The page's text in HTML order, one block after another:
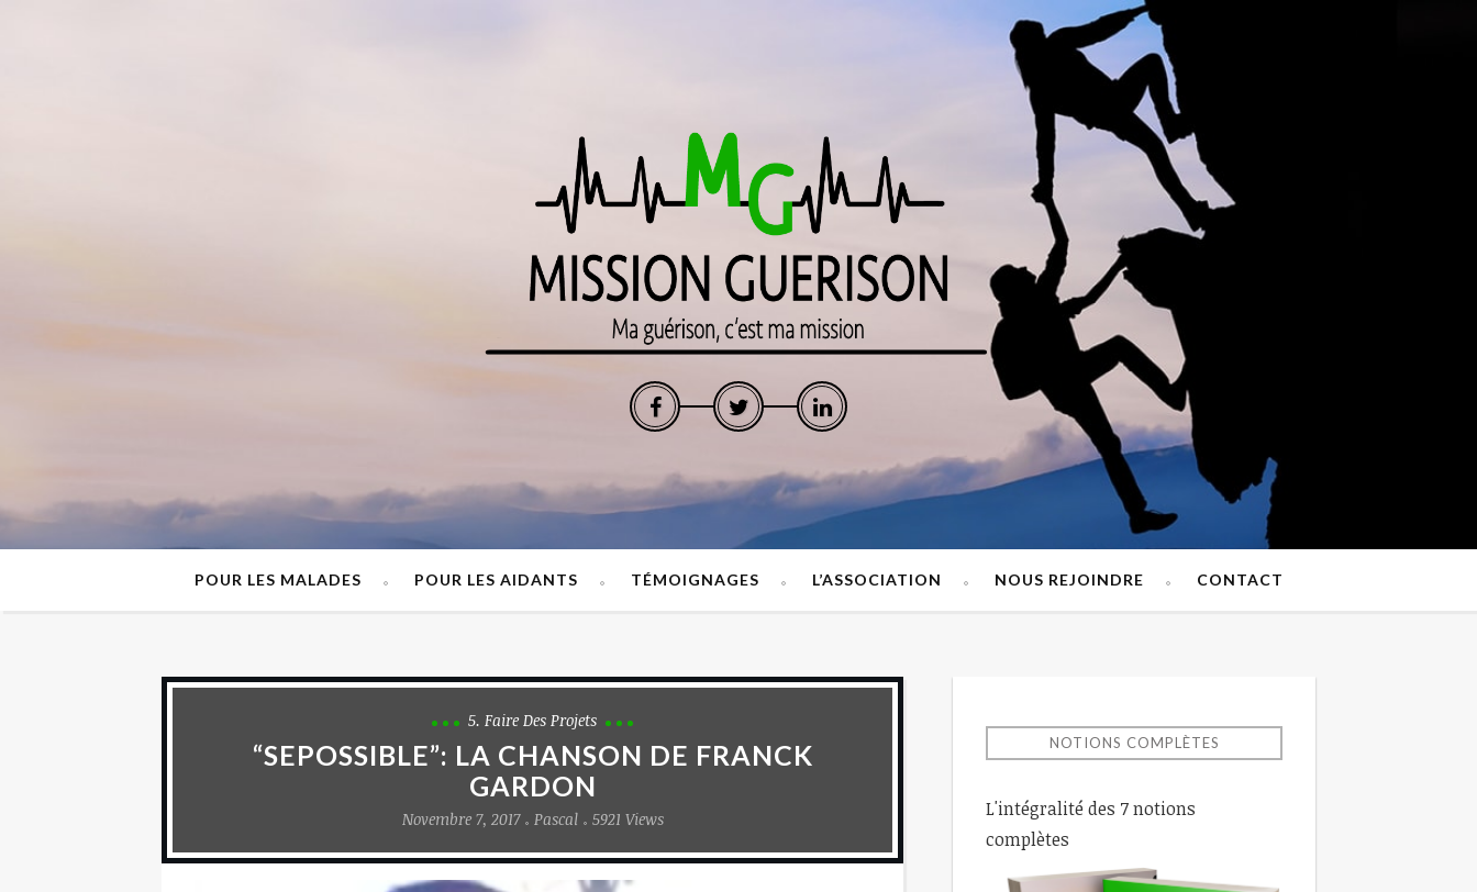
POUR LES MALADES POUR LES AIDANTS TÉMOIGNAGES L’ASSOCIATION NOUS REJOINDRE CONTACT
5. Faire Des Projets
“SEPOSSIBLE”: LA CHANSON DE FRANCK
GARDON
Novembre 7, 2017 Pascal 5921 Views
NOTIONS COMPLÈTES
L'intégralité des 7 notions
complètes